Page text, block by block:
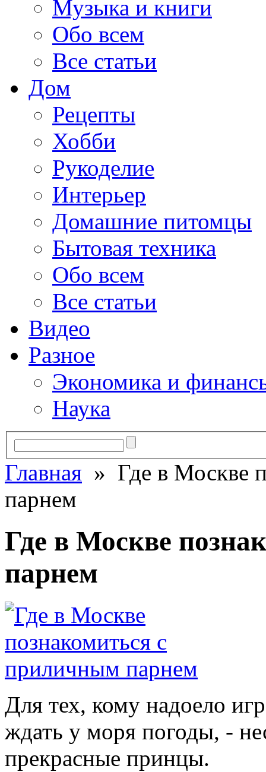
Музыка и книги
Обо всем
Все статьи
Дом
Рецепты
Хобби
Рукоделие
Интерьер
Домашние питомцы
Бытовая техника
Обо всем
Все статьи
Видео
Разное
Экономика и
Наука
Главная » Где в Москве
парнем
Где в Москве
парнем
Для тех, кому надоело
ждать у моря погоды, -
прекрасные принцы.